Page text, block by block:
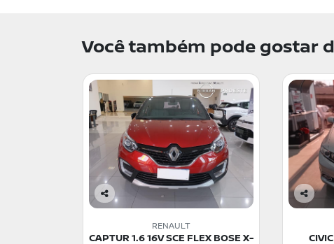
Você também pode gostar
Co
RENAULT
CAPTUR 1.6 16V SCE FLEX BOSE X-
Co